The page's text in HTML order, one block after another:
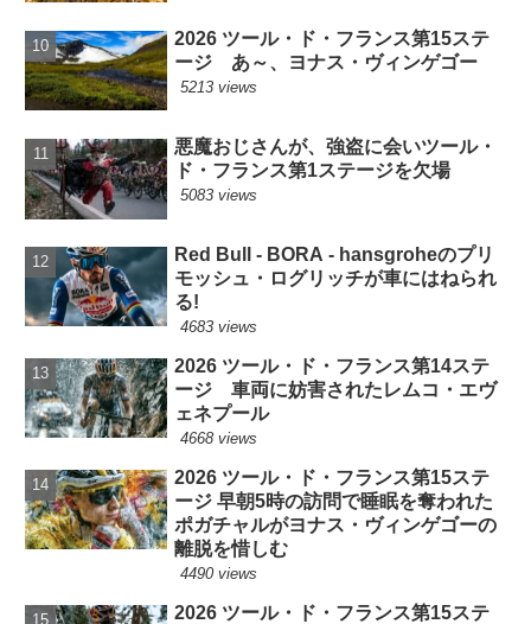
2026 ツール・ド・フランス第15ステ
ージ あ～、ヨナス・ヴィンゲゴー
5213 views
悪魔おじさんが、強盗に会いツール・
ド・フランス第1ステージを欠場
5083 views
Red Bull - BORA - hansgroheのプリ
モッシュ・ログリッチが車にはねられ
る!
4683 views
2026 ツール・ド・フランス第14ステ
ージ 車両に妨害されたレムコ・エヴ
ェネプール
4668 views
2026 ツール・ド・フランス第15ステ
ージ 早朝5時の訪問で睡眠を奪われた
ポガチャルがヨナス・ヴィンゲゴーの
離脱を惜しむ
4490 views
2026 ツール・ド・フランス第15ステ